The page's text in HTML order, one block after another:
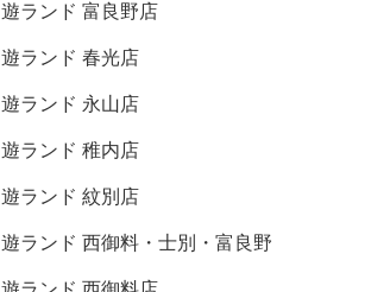
遊ランド 富良野店
遊ランド 春光店
遊ランド 永山店
遊ランド 稚内店
遊ランド 紋別店
遊ランド 西御料・士別・富良野